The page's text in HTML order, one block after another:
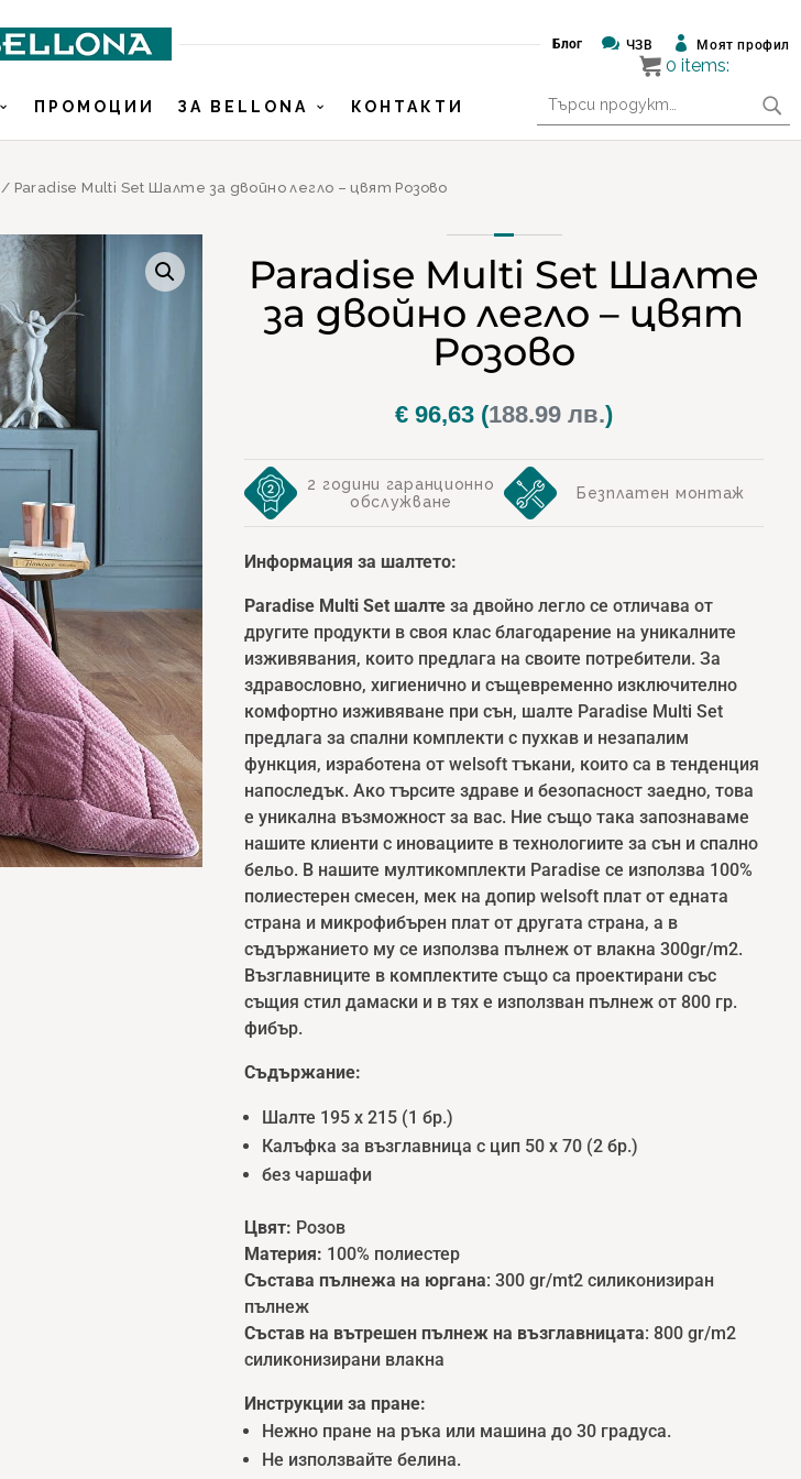
Блог  ЧЗВ  Моят профил
ПРОМОЦИИ ЗА BELLONA КОНТАКТИ
за:
/ Paradise Multi Set Шалте за двойно легло – цвят Розово
Paradise Multi Set Шалте
за двойно легло – цвят
Розово
€ 96,63 (188.99 лв.)
2 години гаранционно
обслужване
Безплатен монтаж
Информация за шалтето:
Paradise Multi Set шалтеза двойно легло се отличава от
другите продукти в своя клас благодарение на уникалните
изживявания, които предлага на своите потребители. За
здравословно, хигиенично и същевременно изключително
комфортно изживяване при сън, шалте Paradise Multi Set
предлага за спални комплекти с пухкав и незапалим
функция, изработена от welsoft тъкани, които са в тенденция
напоследък. Ако търсите здраве и безопасност заедно, това
е уникална възможност за вас. Ние също така запознаваме
нашите клиенти с иновациите в технологиите за сън и спално
бельо. В нашите мултикомплекти Paradise се използва 100%
полиестерен смесен, мек на допир welsoft плат от едната
страна и микрофибърен плат от другата страна, а в
съдържанието му се използва пълнеж от влакна 300gr/m2.
Възглавниците в комплектите също са проектирани със
същия стил дамаски и в тях е използван пълнеж от 800 гр.
фибър.
Съдържание:
Шалте 195 x 215 (1 бр.)
Калъфка за възглавница с цип 50 x 70 (2 бр.)
без чаршафи
Цвят: Розов
Материя: 100% полиестер
Състава пълнежа на юргана: 300 gr/mt2 силиконизиран
пълнеж
Състав на вътрешен пълнеж на възглавницата: 800 gr/m2
силиконизирани влакна
Инструкции за пране:
Нежно пране на ръка или машина до 30 градуса.
Не използвайте белина.
0 items: